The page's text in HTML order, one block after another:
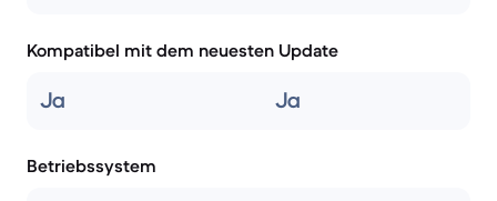
Kompatibel mit dem neuesten Update
Ja Ja
Betriebssystem